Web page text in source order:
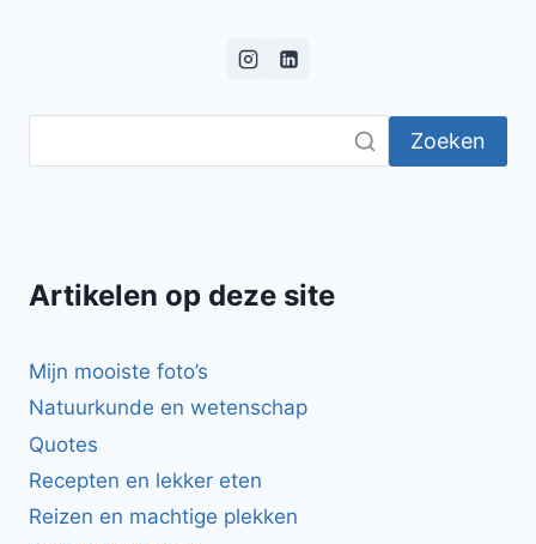
PAPRIKASAUS
Zoeken
Artikelen op deze site
Mijn mooiste foto’s
Natuurkunde en wetenschap
Quotes
Recepten en lekker eten
Reizen en machtige plekken